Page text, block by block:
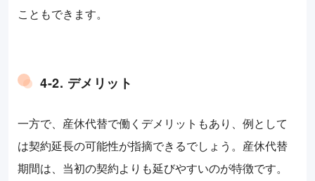
こともできます。
4-2. デメリット
一方で、産休代替で働くデメリットもあり、例として
は契約延長の可能性が指摘できるでしょう。産休代替
期間は、当初の契約よりも延びやすいのが特徴です。